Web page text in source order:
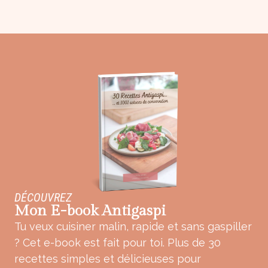
DÉCOUVREZ
Mon E-book Antigaspi
Tu veux cuisiner malin, rapide et sans gaspiller
? Cet e-book est fait pour toi. Plus de 30
recettes simples et délicieuses pour